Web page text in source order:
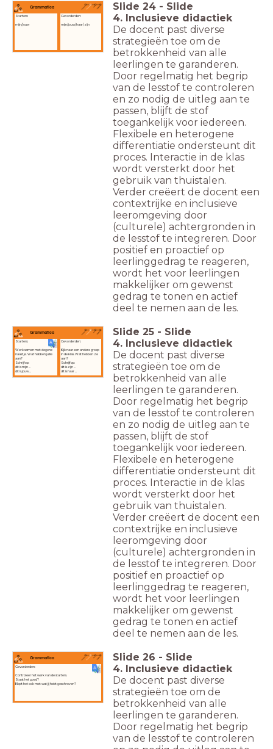
Grammatica
Gevorderden:
mijn/jouw/haar/zijn
Starters:
mijn/jouw
Slide 24 - Slide
4. Inclusieve didactiek
De docent past diverse
strategieën toe om de
betrokkenheid van alle
leerlingen te garanderen.
Door regelmatig het begrip
van de lesstof te controleren
en zo nodig de uitleg aan te
passen, blijft de stof
toegankelijk voor iedereen.
Flexibele en heterogene
differentiatie ondersteunt dit
proces. Interactie in de klas
wordt versterkt door het
gebruik van thuistalen.
Verder creëert de docent een
contextrijke en inclusieve
leeromgeving door
(culturele) achtergronden in
de lesstof te integreren. Door
positief en proactief op
leerlinggedrag te reageren,
wordt het voor leerlingen
makkelijker om gewenst
gedrag te tonen en actief
deel te nemen aan de les.
Grammatica
Gevorderden:
Kijk naar een andere groep
in de klas. Wat hebben ze
aan?
Schrijf op:
dit is zijn ...
dit is haar ...
Starters:
Werk samen met degene
naast je. Wat hebben jullie
aan?
Schrijf op:
dit is mijn ...
dit is jouw ...
Slide 25 - Slide
4. Inclusieve didactiek
De docent past diverse
strategieën toe om de
betrokkenheid van alle
leerlingen te garanderen.
Door regelmatig het begrip
van de lesstof te controleren
en zo nodig de uitleg aan te
passen, blijft de stof
toegankelijk voor iedereen.
Flexibele en heterogene
differentiatie ondersteunt dit
proces. Interactie in de klas
wordt versterkt door het
gebruik van thuistalen.
Verder creëert de docent een
contextrijke en inclusieve
leeromgeving door
(culturele) achtergronden in
de lesstof te integreren. Door
positief en proactief op
leerlinggedrag te reageren,
wordt het voor leerlingen
makkelijker om gewenst
gedrag te tonen en actief
deel te nemen aan de les.
Grammatica
Gevorderden:
Controleer het werk van de starters.
Staat het goed?
Klopt het ook met wat jij hebt geschreven?
Slide 26 - Slide
4. Inclusieve didactiek
De docent past diverse
strategieën toe om de
betrokkenheid van alle
leerlingen te garanderen.
Door regelmatig het begrip
van de lesstof te controleren